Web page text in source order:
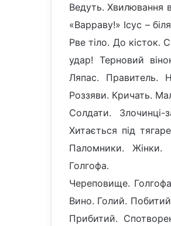
Ведуть. Хвилювання
«Варраву!» Ісус –
Рве тіло. До кісток.
удар! Терновий
Ляпас. Правитель.
Роззяви. Кричать.
Солдати.
Хитається під
Паломники. Жінки.
Голгофа.
Череповище.
Вино. Голий.
Прибитий.